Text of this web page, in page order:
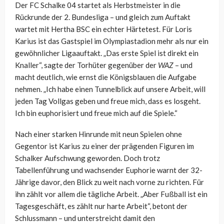
Der FC Schalke 04 startet als Herbstmeister in die
Rückrunde der 2. Bundesliga – und gleich zum Auftakt
wartet mit Hertha BSC ein echter Härtetest. Für Loris
Karius ist das Gastspiel im Olympiastadion mehr als nur ein
gewöhnlicher Ligaauftakt. „Das erste Spiel ist direkt ein
Knaller“, sagte der Torhüter gegenüber der WAZ – und
macht deutlich, wie ernst die Königsblauen die Aufgabe
nehmen. „Ich habe einen Tunnelblick auf unsere Arbeit, will
jeden Tag Vollgas geben und freue mich, dass es losgeht.
Ich bin euphorisiert und freue mich auf die Spiele.“
Nach einer starken Hinrunde mit neun Spielen ohne
Gegentor ist Karius zu einer der prägenden Figuren im
Schalker Aufschwung geworden. Doch trotz
Tabellenführung und wachsender Euphorie warnt der 32-
Jährige davor, den Blick zu weit nach vorne zu richten. Für
ihn zählt vor allem die tägliche Arbeit. „Aber Fußball ist ein
Tagesgeschäft, es zählt nur harte Arbeit“, betont der
Schlussmann – und unterstreicht damit den